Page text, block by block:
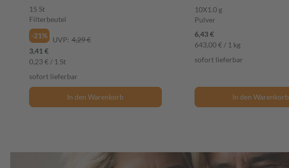
Filterbeutel
15 St
Filterbeutel
-21%
UVP: 4,29 €
3,41 €
0,23 € / 1 St
sofort lieferbar
In den Warenkorb
Pulver
10X1.0 g
Pulver
6,43 €
643,00 € / 1 kg
sofort lieferbar
In den Warenkorb